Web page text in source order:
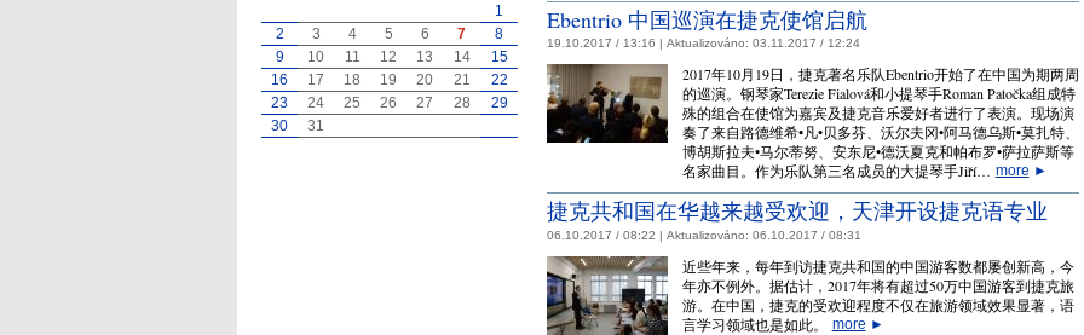
Ebentrio 中国巡演在捷克使馆启航
19.10.2017 / 13:16 | Aktualizováno: 03.11.2017 / 12:24
2017年10月19日，捷克著名乐队Ebentrio开始了在中国为期两周
的巡演。钢琴家Terezie Fialová和小提琴手Roman Patočka组成特
殊的组合在使馆为嘉宾及捷克音乐爱好者进行了表演。现场演
奏了来自路德维希•凡•贝多芬、沃尔夫冈•阿马德乌斯•莫扎特、
博胡斯拉夫•马尔蒂努、安东尼•德沃夏克和帕布罗•萨拉萨斯等
名家曲目。作为乐队第三名成员的大提琴手Jiří… more ►
捷克共和国在华越来越受欢迎，天津开设捷克语专业
06.10.2017 / 08:22 | Aktualizováno: 06.10.2017 / 08:31
近些年来，每年到访捷克共和国的中国游客数都屡创新高，今
年亦不例外。据估计，2017年将有超过50万中国游客到捷克旅
游。在中国，捷克的受欢迎程度不仅在旅游领域效果显著，语
言学习领域也是如此。
more ►
1
2
3 4 5 6 7
8
9
10 11 12 13 14
15
16
17 18 19 20 21
22
23
24 25 26 27 28
29
30
31